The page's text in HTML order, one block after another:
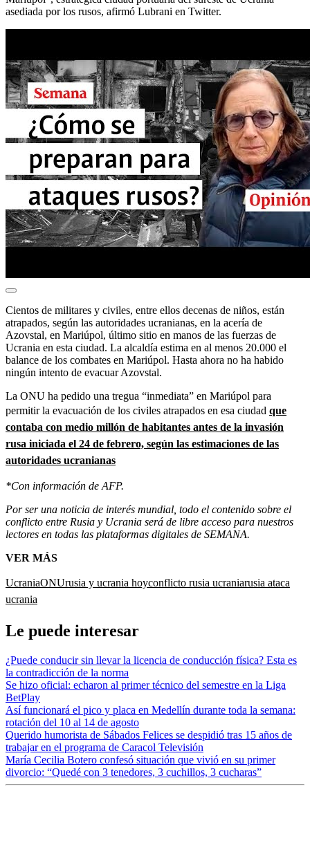
asediada por los rusos, afirmó Lubrani en Twitter.
Cientos de militares y civiles, entre ellos decenas de niños, están
atrapados, según las autoridades ucranianas, en la acería de
Azovstal, en Mariúpol, último sitio en manos de las fuerzas de
Ucrania en esta ciudad. La alcaldía estima en al menos 20.000 el
balance de los combates en Mariúpol. Hasta ahora no ha habido
ningún intento de evacuar Azovstal.
La ONU ha pedido una tregua “inmediata” en Mariúpol para
permitir la evacuación de los civiles atrapados en esa ciudad que
contaba con medio millón de habitantes antes de la invasión
rusa iniciada el 24 de febrero, según las estimaciones de las
autoridades ucranianas
*Con información de AFP.
Por ser una noticia de interés mundial, todo el contenido sobre el
conflicto entre Rusia y Ucrania será de libre acceso para nuestros
lectores en todas las plataformas digitales de SEMANA.
VER MÁS
UcraniaONUrusia y ucrania hoyconflicto rusia ucraniarusia ataca
ucrania
Le puede interesar
¿Puede conducir sin llevar la licencia de conducción física? Esta es
la contradicción de la norma
Se hizo oficial: echaron al primer técnico del semestre en la Liga
BetPlay
Así funcionará el pico y placa en Medellín durante toda la semana:
rotación del 10 al 14 de agosto
Querido humorista de Sábados Felices se despidió tras 15 años de
trabajar en el programa de Caracol Televisión
María Cecilia Botero confesó situación que vivió en su primer
divorcio: “Quedé con 3 tenedores, 3 cuchillos, 3 cucharas”